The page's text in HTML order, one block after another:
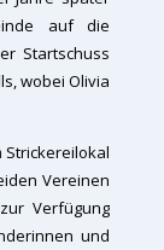
auf die
Startschuss
wobei Olivia
Strickereilokal
Vereinen
Verfügung
und